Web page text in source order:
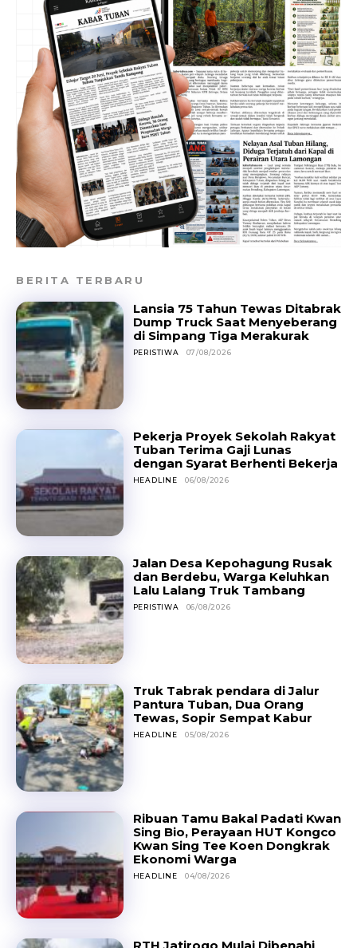
BERITA TERBARU
Lansia 75 Tahun Tewas Ditabrak
Dump Truck Saat Menyeberang
di Simpang Tiga Merakurak
PERISTIWA 07/08/2026
Pekerja Proyek Sekolah Rakyat
Tuban Terima Gaji Lunas
dengan Syarat Berhenti Bekerja
HEADLINE 06/08/2026
Jalan Desa Kepohagung Rusak
dan Berdebu, Warga Keluhkan
Lalu Lalang Truk Tambang
PERISTIWA 06/08/2026
Truk Tabrak pendara di Jalur
Pantura Tuban, Dua Orang
Tewas, Sopir Sempat Kabur
HEADLINE 05/08/2026
Ribuan Tamu Bakal Padati Kwan
Sing Bio, Perayaan HUT Kongco
Kwan Sing Tee Koen Dongkrak
Ekonomi Warga
HEADLINE 04/08/2026